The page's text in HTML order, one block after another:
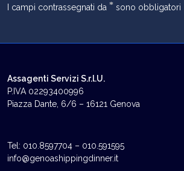
I campi contrassegnati da * sono obbligatori
Assagenti Servizi S.r.l.U.
P.IVA 02293400996
Piazza Dante, 6/6 – 16121 Genova
Tel: 010.8597704 – 010.591595
info@genoashippingdinner.it